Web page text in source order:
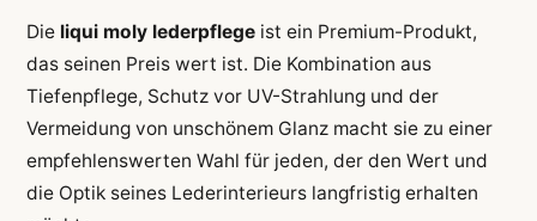
Die liqui moly lederpflegeist ein Premium-Produkt,
das seinen Preis wert ist. Die Kombination aus
Tiefenpflege, Schutz vor UV-Strahlung und der
Vermeidung von unschönem Glanz macht sie zu einer
empfehlenswerten Wahl für jeden, der den Wert und
die Optik seines Lederinterieurs langfristig erhalten